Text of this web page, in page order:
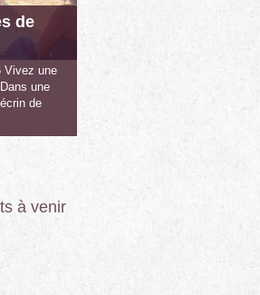
de
Vivez une
une
de
à venir